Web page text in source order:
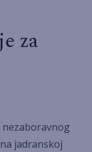
za
jadranskoj